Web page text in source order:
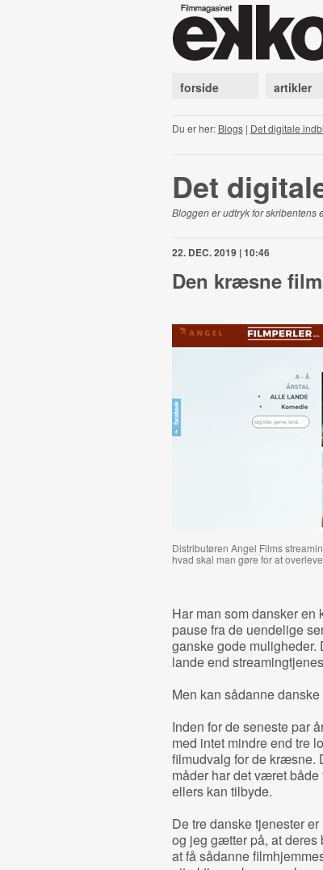
forside artikler
Du er her: Blogs| Det digitale
Det
Bloggen er udtryk for skribentens
22. DEC. 2019 | 10:46
Den kræsne
Distributøren Angel Films
hvad skal man gøre for at
Har man som dansker
pause fra de uendelige
ganske gode muligheder.
lande end
Men kan sådanne
Inden for de seneste par
med intet mindre end tre
filmudvalg for de kræsne.
måder har det været
ellers kan tilbyde.
De tre danske tjenester
og jeg gætter på, at deres
at få sådanne